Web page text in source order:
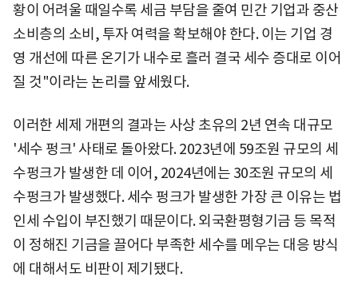
황이 어려울 때일수록 세금 부담을 줄여 민간 기업과 중산
소비층의 소비, 투자 여력을 확보해야 한다. 이는 기업 경
영 개선에 따른 온기가 내수로 흘러 결국 세수 증대로 이어
질 것"이라는 논리를 앞세웠다.
이러한 세제 개편의 결과는 사상 초유의 2년 연속 대규모
'세수 펑크' 사태로 돌아왔다. 2023년에 59조원 규모의 세
수펑크가 발생한 데 이어, 2024년에는 30조원 규모의 세
수펑크가 발생했다. 세수 펑크가 발생한 가장 큰 이유는 법
인세 수입이 부진했기 때문이다. 외국환평형기금 등 목적
이 정해진 기금을 끌어다 부족한 세수를 메우는 대응 방식
에 대해서도 비판이 제기됐다.